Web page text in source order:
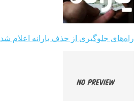
راه‌های جلوگیری از حذف یارانه اعلام شد